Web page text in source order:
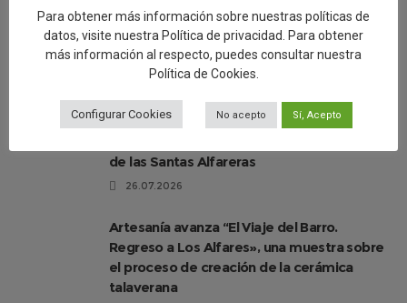
30.07.2026
Talavera de la Reina, a New Paradigm
de las Santas Alfareras
26.07.2026
Artesanía avanza “El Viaje del Barro.
Regreso a Los Alfares», una muestra sobre
el proceso de creación de la cerámica
talaverana
Para obtener más información sobre nuestras políticas de
datos, visite nuestra Política de privacidad. Para obtener
más información al respecto, puedes consultar nuestra
Política de Cookies.
Configurar Cookies No acepto Sí, Acepto